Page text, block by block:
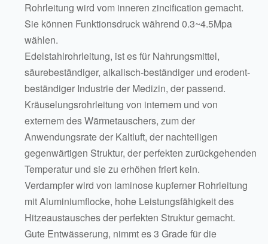
Rohrleitung wird vom inneren zincification gemacht.
Sie können Funktionsdruck während 0.3~4.5Mpa
wählen.
Edelstahlrohrleitung, ist es für Nahrungsmittel,
säurebeständiger, alkalisch-beständiger und erodent-
beständiger Industrie der Medizin, der passend.
Kräuselungsrohrleitung von internem und von
externem des Wärmetauschers, zum der
Anwendungsrate der Kaltluft, der nachteiligen
gegenwärtigen Struktur, der perfekten zurückgehenden
Temperatur und sie zu erhöhen friert kein.
Verdampfer wird von laminose kupferner Rohrleitung
mit Aluminiumflocke, hohe Leistungsfähigkeit des
Hitzeaustausches der perfekten Struktur gemacht.
Gute Entwässerung, nimmt es 3 Grade für die